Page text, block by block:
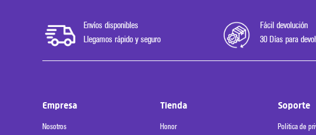
Envíos disponibles
Llegamos rápido y seguro
Fácil devolución
30 Días para
Empresa
Nosotros
Tienda
Honor
Soporte
Política de